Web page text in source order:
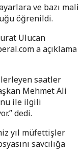
ve bazı mali
öğrenildi.
Ulucan
a açıklama
saatler
Mehmet Ali
ile ilgili
dedi.
yıl müfettişler
savcılığa